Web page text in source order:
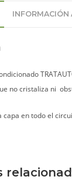
INFORMACIÓN
no cristaliza ni
capa en todo el